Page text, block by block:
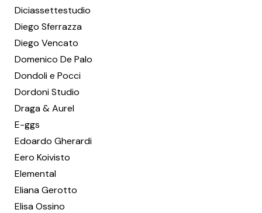
Diciassettestudio
Diego Sferrazza
Diego Vencato
Domenico De Palo
Dondoli e Pocci
Dordoni Studio
Draga & Aurel
E-ggs
Edoardo Gherardi
Eero Koivisto
Elemental
Eliana Gerotto
Elisa Ossino